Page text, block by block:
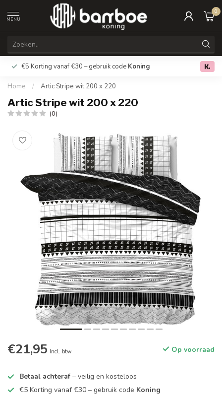
MENU
0
€5 Korting vanaf €30 – gebruik code Koning Gratis
Home / Artic Stripe wit 200 x 220
Artic Stripe wit 200 x 220
(0)
€21,95 Incl. btw Op voorraad
Betaal achteraf – veilig en kosteloos
€5 Korting vanaf €30 – gebruik code Koning